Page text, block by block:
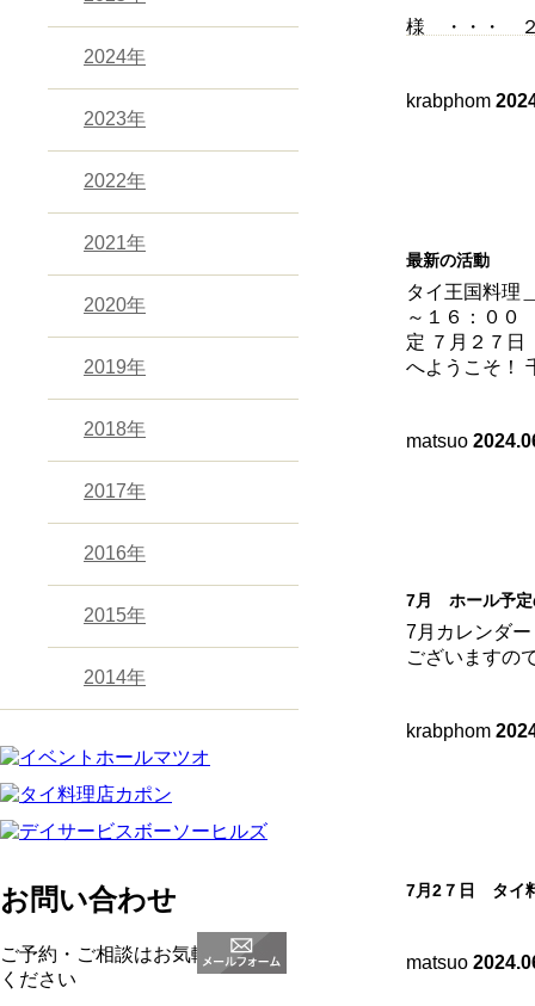
2024年
2023年
2022年
2021年
2020年
2019年
2018年
2017年
2016年
2015年
2014年
お問い合わせ
ご予約・ご相談はお気軽にお電話
ください
様 ・・・
krabphom
最新の活動
タイ王国料
～１６：０
定 ７月２７
へようこそ！
matsuo
7月 ホール予定
7月カレンダ
ございますの
krabphom
7月2７日 タイ
matsuo